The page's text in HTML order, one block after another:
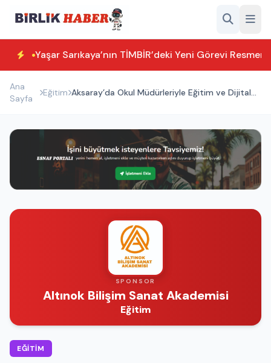
Yaşar Sarıkaya’nın TİMBİR’deki Yeni Görevi
Ana
Sayfa
Eğitim Aksaray’da Okul Müdürleriyle Eğitim ve Dijital
SPONSOR
Altınok Bilişim Sanat Akademisi
Eğitim
EĞITIM